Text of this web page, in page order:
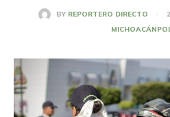
BY REPORTERO DIRECTO
MICHOACÁN